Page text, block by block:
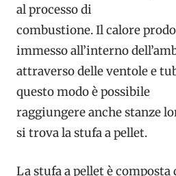
al processo di
combustione. Il calore
immesso all’interno
attraverso delle ventole e
questo modo è possibile
raggiungere anche stanze
si trova la stufa a pellet.
La stufa a pellet è composta